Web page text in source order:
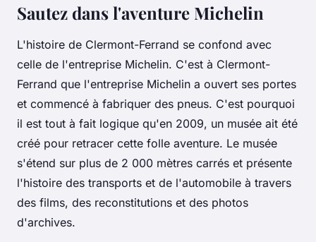
Sautez dans l'aventure Michelin
L'histoire de Clermont-Ferrand se confond avec
celle de l'entreprise Michelin. C'est à Clermont-
Ferrand que l'entreprise Michelin a ouvert ses portes
et commencé à fabriquer des pneus. C'est pourquoi
il est tout à fait logique qu'en 2009, un musée ait été
créé pour retracer cette folle aventure. Le musée
s'étend sur plus de 2 000 mètres carrés et présente
l'histoire des transports et de l'automobile à travers
des films, des reconstitutions et des photos
d'archives.